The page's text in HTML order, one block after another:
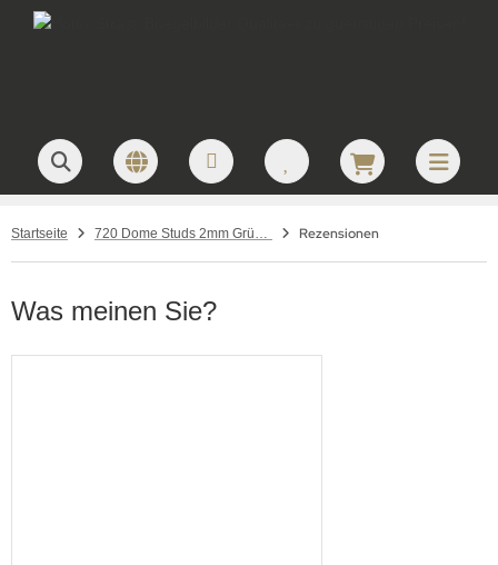
Startseite 720 Dome Studs 2mm Grün AB Irisierend Rezensionen
Was meinen Sie?